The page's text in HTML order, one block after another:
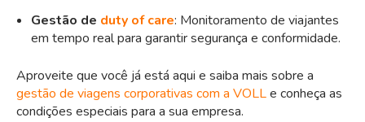
Gestão de duty of care: Monitoramento de viajantes
em tempo real para garantir segurança e conformidade.
Aproveite que você já está aqui e saiba mais sobre a
gestão de viagens corporativas com a VOLLe conheça as
condições especiais para a sua empresa.